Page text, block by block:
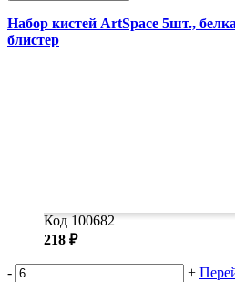
Набор кистей ArtSpace 5шт.,
блистер
Код 100682
218 ₽
- +